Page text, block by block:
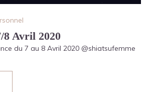
8 Avril 2020
du 7 au 8 Avril 2020 @shiatsufemme